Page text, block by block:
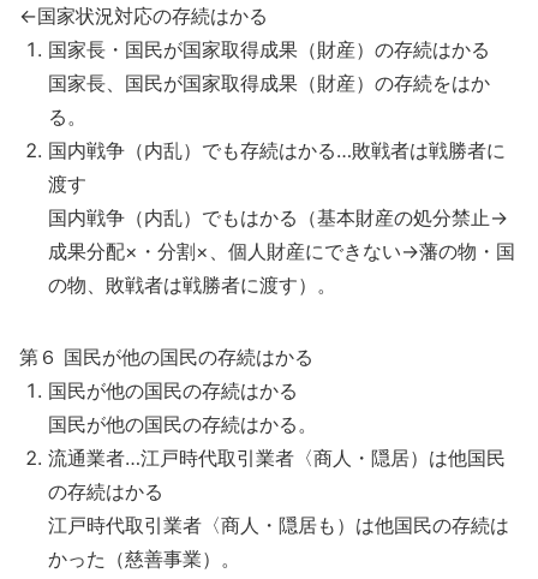
←国家状況対応の存続はかる
国家長・国民が国家取得成果（財産）の存続はかる
国家長、国民が国家取得成果（財産）の存続をはか
る。
国内戦争（内乱）でも存続はかる…敗戦者は戦勝者に
渡す
国内戦争（内乱）でもはかる（基本財産の処分禁止→
成果分配×・分割×、個人財産にできない→藩の物・国
の物、敗戦者は戦勝者に渡す）。
第６ 国民が他の国民の存続はかる
国民が他の国民の存続はかる
国民が他の国民の存続はかる。
流通業者…江戸時代取引業者〈商人・隠居）は他国民
の存続はかる
江戸時代取引業者〈商人・隠居も）は他国民の存続は
かった（慈善事業）。